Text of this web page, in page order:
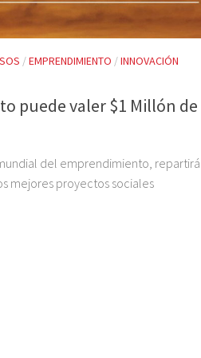
/EMPRENDIMIENTO /INNOVACIÓN
puede valer $1 Millón de
del emprendimiento,
mejores proyectos sociales